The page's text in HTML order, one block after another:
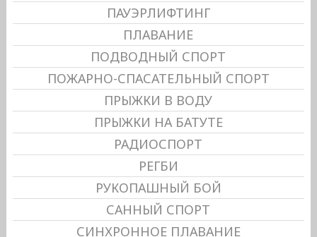
ПАУЭРЛИФТИНГ
ПЛАВАНИЕ
ПОДВОДНЫЙ СПОРТ
ПОЖАРНО-СПАСАТЕЛЬНЫЙ СПОРТ
ПРЫЖКИ В ВОДУ
ПРЫЖКИ НА БАТУТЕ
РАДИОСПОРТ
РЕГБИ
РУКОПАШНЫЙ БОЙ
САННЫЙ СПОРТ
СИНХРОННОЕ ПЛАВАНИЕ